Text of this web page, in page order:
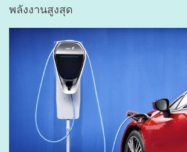
พลังงานสูงสุด